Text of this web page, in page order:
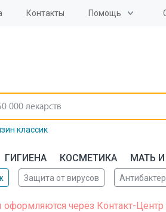
Контакты Помощь
классик
ГИГИЕНА КОСМЕТИКА МАТЬ
Защита от вирусов
через Контакт-Центр